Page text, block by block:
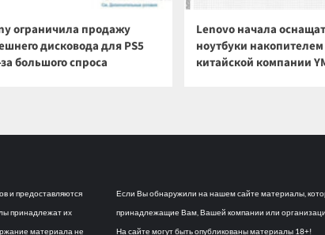
ограничила продажу
дисковода для PS5
большого спроса
Lenovo начала
ноутбуки накопителем
китайской компании
и предоставляются
принадлежат их
материала не
Если Вы обнаружили на нашем сайте материалы,
принадлежащие Вам, Вашей компании или
На сайте могут быть опубликованы материалы 18+!